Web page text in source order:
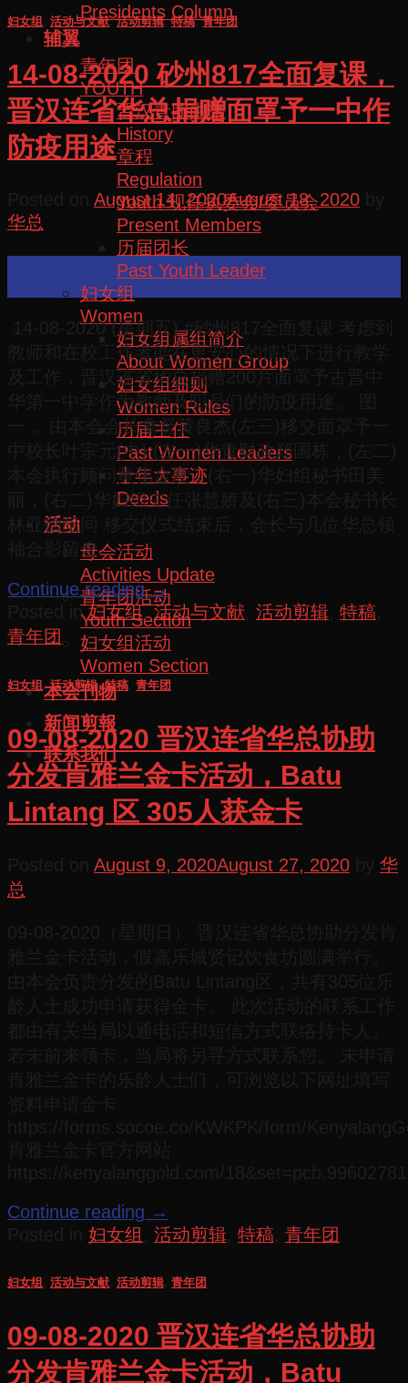
Presidents Column
辅翼
青年团
YOUTH
晋汉青团由来
History
章程
Regulation
Youth 现任执委会/委员会
Present Members
历届团长
Past Youth Leader
妇女组
Women
妇女组属组简介
About Women Group
妇女组细则
Women Rules
历届主任
Past Women Leaders
十年大事迹
Deeds
活动
母会活动
Activities Update
青年团活动
Youth Section
妇女组活动
Women Section
本会刊物
新闻剪報
联系我们
妇女组 活动与文献,活动剪辑,特稿,青年团
14-08-2020 砂州817全面复课，
晋汉连省华总捐赠面罩予一中作
防疫用途
August 14, 2020August 18, 2020
华总
14-08-2020 (星期五) #砂州817全面复课 考虑到
教师和在校工作者能在更安心的情况下进行教学
及工作，晋汉连省华总捐赠200片面罩予古晋中
华第一中学作为教师及职员们的防疫用途。 图
一， 由本会会长拿督黄良杰(左三)移交面罩予一
中校长叶宗元(中) (左一)华青财政郑国栋，(左二)
本会执行顾问黄张金发，(右一)华妇组秘书田美
丽，(右二)华妇组主任张慧娇及(右三)本会秘书长
林亚德陪同 移交仪式结束后，会长与几位华总领
袖合影留念
Continue reading→
Posted in妇女组,活动与文献 活动剪辑 特稿
青年团
妇女组 ,活动剪辑,特稿 青年团
09-08-2020 晋汉连省华总协助
分发肯雅兰金卡活动，Batu
Lintang 区 305人获金卡
August 9, 2020August 27, 2020
华
总
Continue reading →
妇女组 活动剪辑 特稿 青年团
妇女组 活动与文献 活动剪辑 青年团
09-08-2020 晋汉连省华总协助
分发肯雅兰金卡活动，Batu